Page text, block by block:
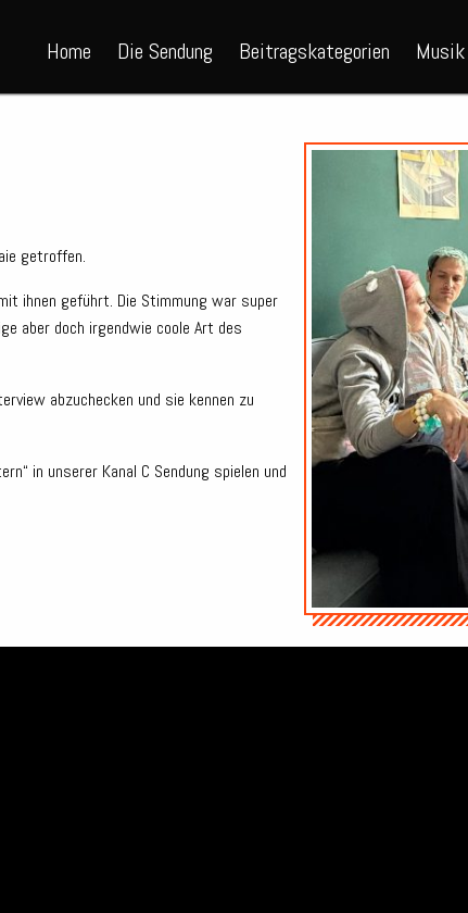
Home Die Sendung Beitragskategorien Musik
getroffen.
ihnen geführt. Die Stimmung war super
aber doch irgendwie coole Art des
abzuchecken und sie kennen zu
in unserer Kanal C Sendung spielen und